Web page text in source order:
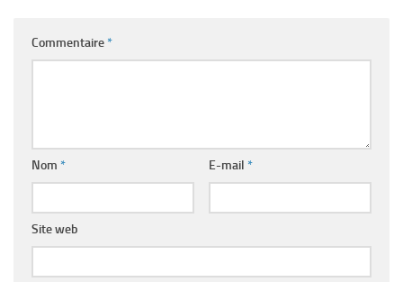
Commentaire*
Nom * E-mail *
Site web